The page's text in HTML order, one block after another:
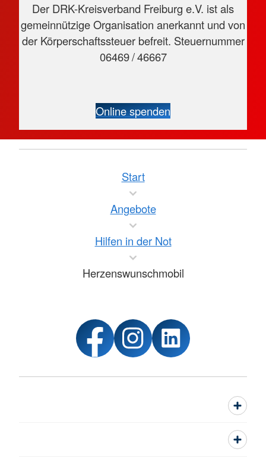
Der DRK-Kreisverband Freiburg e.V. ist als
gemeinnützige Organisation anerkannt und von
der Körperschaftssteuer befreit. Steuernummer
06469 / 46667
Online spenden
Start
Angebote
Hilfen in der Not
Herzenswunschmobil